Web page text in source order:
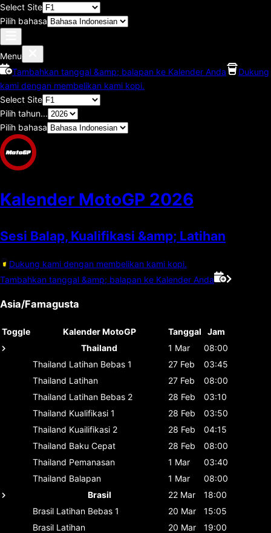
Select Site
Pilih bahasa
Menu
Tambahkan tanggal &amp; balapan ke Kalender Anda
Dukung
kami dengan membelikan kami kopi.
Select Site
Pilih tahun...
Pilih bahasa
Kalender MotoGP 2026
Sesi Balap, Kualifikasi &amp; Latihan
Dukung kami dengan membelikan kami kopi.
Tambahkan tanggal &amp; balapan ke Kalender Anda
Asia/Famagusta
Toggle Kalender MotoGP Tanggal
Jam
Thailand
1 Mar
08:00
Thailand Latihan Bebas 1 27 Feb
03:45
Thailand Latihan 27 Feb
08:00
Thailand Latihan Bebas 2 28 Feb
03:10
Thailand Kualifikasi 1 28 Feb
03:50
Thailand Kuailifikasi 2 28 Feb
04:15
Thailand Baku Cepat 28 Feb
08:00
Thailand Pemanasan 1 Mar
03:40
Thailand Balapan 1 Mar
08:00
Brasil
22 Mar
18:00
Brasil Latihan Bebas 1 20 Mar
15:05
Brasil Latihan 20 Mar
19:00